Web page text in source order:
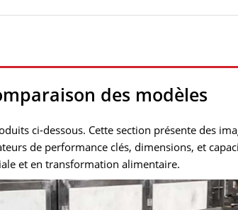
des modèles
ci-dessous. Cette section présente des
de performance clés, dimensions, et
et en transformation alimentaire.